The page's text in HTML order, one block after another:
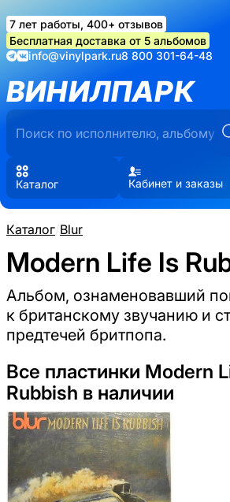
7 лет работы, 400+ отзывов
Бесплатная доставка от 5 альбомов
info@vinylpark.ru8 800 301-64-48
ВИНИЛПАРК
Каталог Кабинет и заказы
Каталог/Blur
Modern Life Is
Альбом, ознаменовавший
к британскому звучанию и
предтечей бритпопа.
Все пластинки Modern
Rubbish в наличии